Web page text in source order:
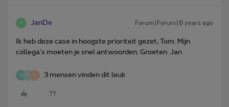
J JanDe Forum|Forum|8 years ago
Ik heb deze case in hoogste prioriteit gezet, Tom. Mijn
collega's moeten je snel antwoorden. Groeten. Jan
W O E 3 mensen vinden dit leuk